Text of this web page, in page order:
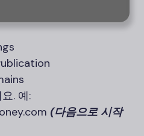
. 예:
(다음으로 시작